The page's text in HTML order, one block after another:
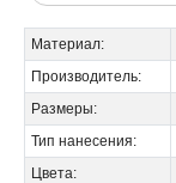
Материал:
Производитель:
Размеры:
Тип нанесения:
Цвета: